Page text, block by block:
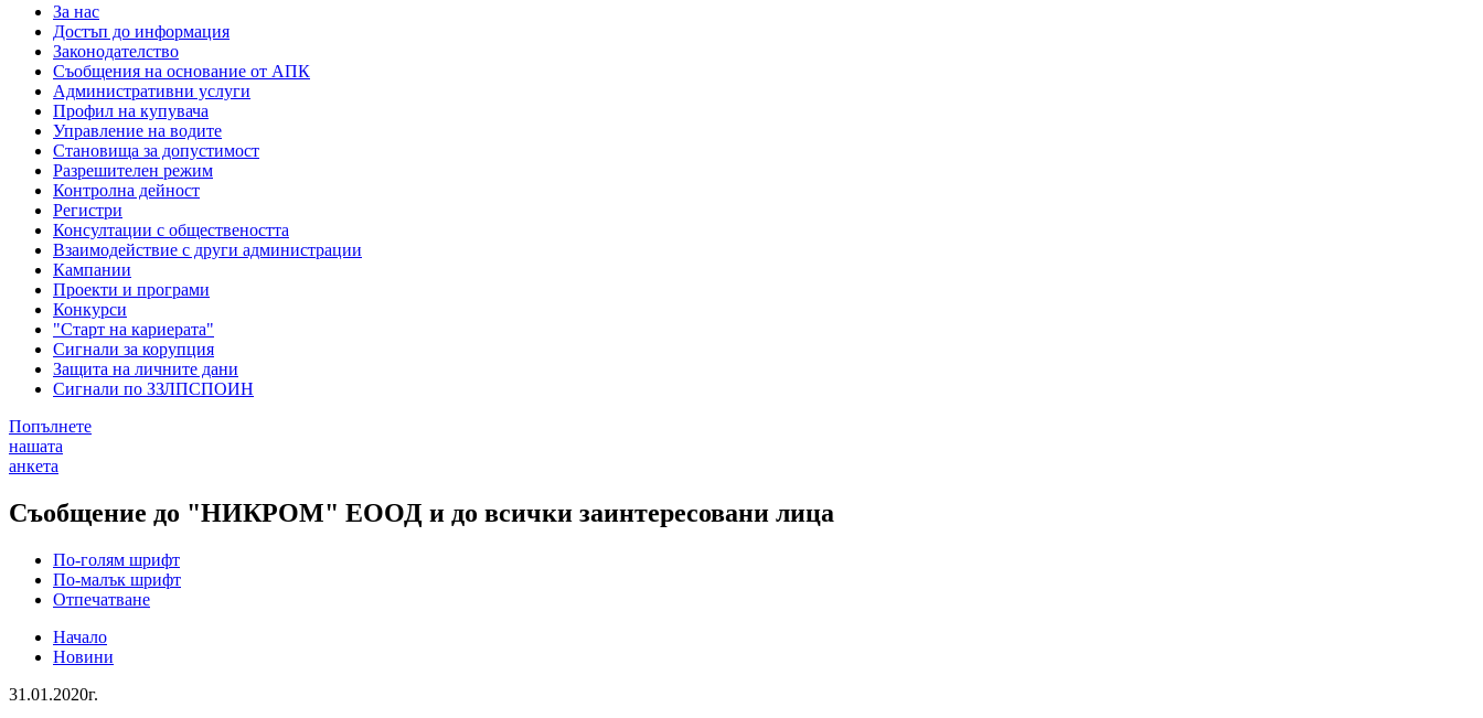
За нас
Достъп до информация
Законодателство
Съобщения на основание от АПК
Административни услуги
Профил на купувача
Управление на водите
Становища за допустимост
Разрешителен режим
Контролна дейност
Регистри
Консултации с обществеността
Взаимодействие с други администрации
Кампании
Проекти и програми
Конкурси
"Старт на кариерата"
Сигнали за корупция
Защита на личните дани
Сигнали по ЗЗЛПСПОИН
Попълнете
нашата
анкета
Съобщение до "НИКРОМ" ЕООД и до всички заинтересовани лица
По-голям шрифт
По-малък шрифт
Отпечатване
Начало
Новини
31.01.2020г.